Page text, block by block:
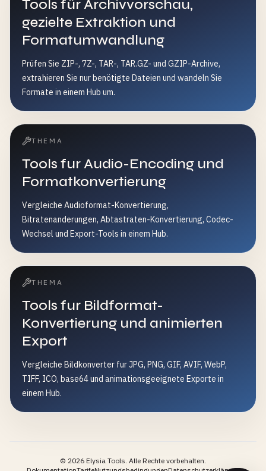
Tools für Archivvorschau,
gezielte Extraktion und
Formatumwandlung
Prüfen Sie ZIP-, 7Z-, TAR-, TAR.GZ- und GZIP-Archive,
extrahieren Sie nur benötigte Dateien und wandeln Sie
Formate in einem Hub um.
THEMA
Tools fur Audio-Encoding und
Formatkonvertierung
Vergleiche Audioformat-Konvertierung,
Bitratenanderungen, Abtastraten-Konvertierung, Codec-
Wechsel und Export-Tools in einem Hub.
THEMA
Tools fur Bildformat-
Konvertierung und animierten
Export
Vergleiche Bildkonverter fur JPG, PNG, GIF, AVIF, WebP,
TIFF, ICO, base64 und animationsgeeignete Exporte in
einem Hub.
© 2026 Elysia Tools. Alle Rechte vorbehalten.